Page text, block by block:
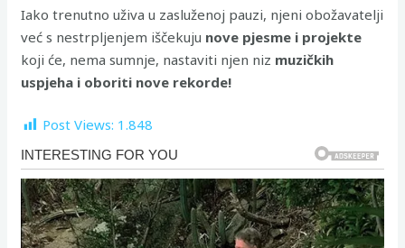
Iako trenutno uživa u zasluženoj pauzi, njeni obožavatelji
već s nestrpljenjem iščekuju nove pjesme i projekte
koji će, nema sumnje, nastaviti njen niz muzičkih
uspjeha i oboriti nove rekorde!
Post Views: 1.848